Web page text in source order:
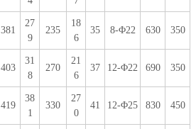
381
27
9
235
18
6
35 8-Φ22 630 350
403
31
8
270
21
6
37 12-Φ22 690 350
419
38
1
330
27
0
41 12-Φ25 830 450